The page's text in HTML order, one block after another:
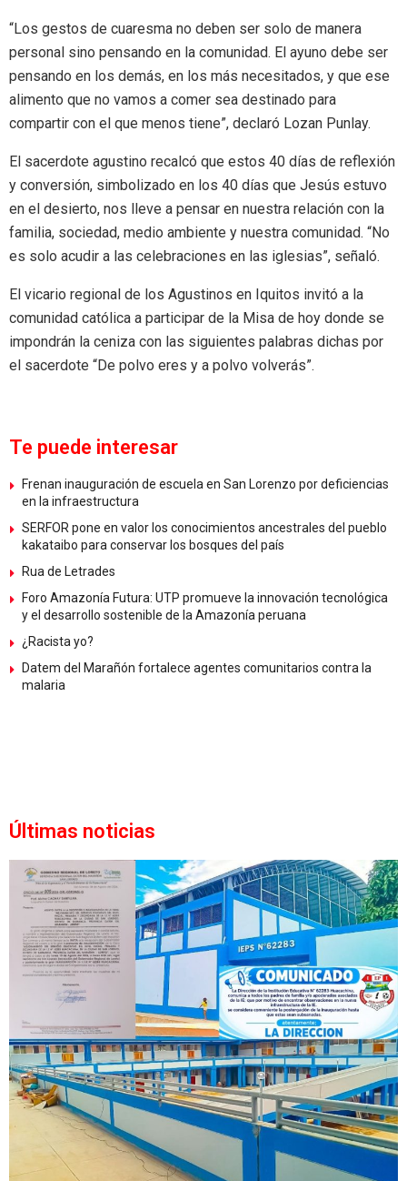
“Los gestos de cuaresma no deben ser solo de manera
personal sino pensando en la comunidad. El ayuno debe ser
pensando en los demás, en los más necesitados, y que ese
alimento que no vamos a comer sea destinado para
compartir con el que menos tiene”, declaró Lozan Punlay.
El sacerdote agustino recalcó que estos 40 días de reflexión
y conversión, simbolizado en los 40 días que Jesús estuvo
en el desierto, nos lleve a pensar en nuestra relación con la
familia, sociedad, medio ambiente y nuestra comunidad. “No
es solo acudir a las celebraciones en las iglesias”, señaló.
El vicario regional de los Agustinos en Iquitos invitó a la
comunidad católica a participar de la Misa de hoy donde se
impondrán la ceniza con las siguientes palabras dichas por
el sacerdote “De polvo eres y a polvo volverás”.
Te puede interesar
Frenan inauguración de escuela en San Lorenzo por deficiencias
en la infraestructura
SERFOR pone en valor los conocimientos ancestrales del pueblo
kakataibo para conservar los bosques del país
Rua de Letrades
Foro Amazonía Futura: UTP promueve la innovación tecnológica
y el desarrollo sostenible de la Amazonía peruana
¿Racista yo?
Datem del Marañón fortalece agentes comunitarios contra la
malaria
Últimas noticias